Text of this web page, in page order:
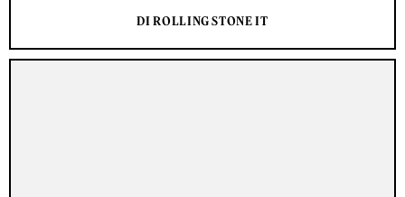
DI ROLLING STONE IT